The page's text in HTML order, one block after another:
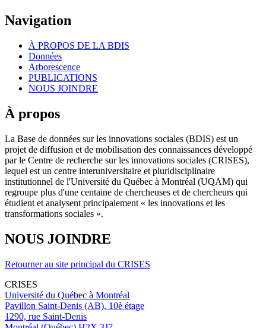
Navigation
À PROPOS DE LA BDIS
Données
Arborescence
PUBLICATIONS
NOUS JOINDRE
À propos
La Base de données sur les innovations sociales (BDIS) est un
projet de diffusion et de mobilisation des connaissances développé
par le Centre de recherche sur les innovations sociales (CRISES),
lequel est un centre interuniversitaire et pluridisciplinaire
institutionnel de l'Université du Québec à Montréal (UQAM) qui
regroupe plus d'une centaine de chercheuses et de chercheurs qui
étudient et analysent principalement « les innovations et les
transformations sociales ».
NOUS JOINDRE
Retourner au site principal du CRISES
CRISES
Université du Québec à Montréal
Pavillon Saint-Denis (AB), 10è étage
1290, rue Saint-Denis